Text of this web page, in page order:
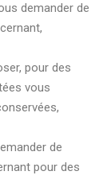
demander de
pour des
vous
de
pour des